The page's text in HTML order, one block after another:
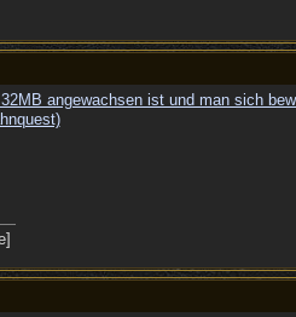
angewachsen ist und man sich